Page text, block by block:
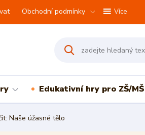
Obchodní podmínky Více
Edukativní hry pro ZŠ/MŠ
Naše úžasné tělo